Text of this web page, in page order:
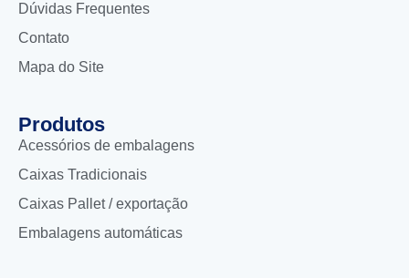
Dúvidas Frequentes
Contato
Mapa do Site
Produtos
Acessórios de embalagens
Caixas Tradicionais
Caixas Pallet / exportação
Embalagens automáticas